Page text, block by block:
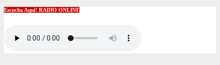
Escucha Aquí! RADIO ONLINE